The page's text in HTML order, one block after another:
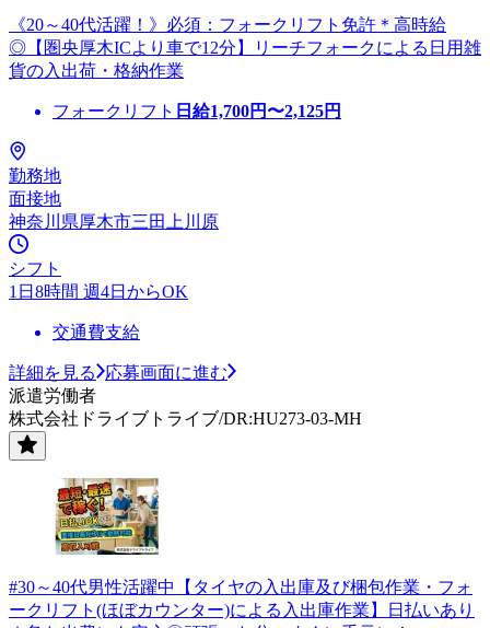
《20～40代活躍！》必須：フォークリフト免許＊高時給
◎【圏央厚木ICより車で12分】リーチフォークによる日用雑
貨の入出荷・格納作業
フォークリフト 日給1,700円〜2,125円
勤務地
面接地
神奈川県厚木市三田上川原
シフト
1日8時間 週4日からOK
交通費支給
詳細を見る
応募画面に進む
派遣労働者
株式会社ドライブトライブ/DR:HU273-03-MH
#30～40代男性活躍中【タイヤの入出庫及び梱包作業・フォ
ークリフト(ほぼカウンター)による入出庫作業】日払いあり